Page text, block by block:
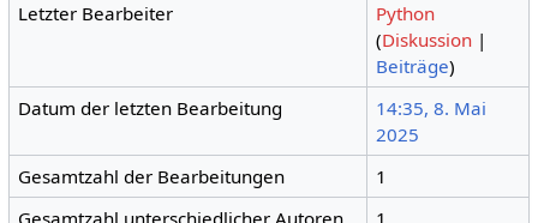
Letzter Bearbeiter
Python
(Diskussion |
Beiträge)
Datum der letzten Bearbeitung
14:35, 8. Mai
2025
Gesamtzahl der Bearbeitungen
1